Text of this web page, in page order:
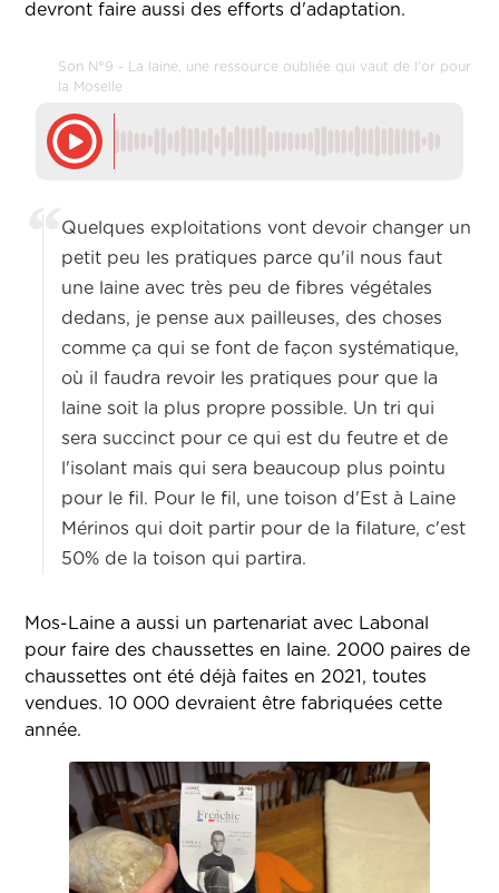
devront faire aussi des efforts d'adaptation.
Son N°9 - La laine, une ressource oubliée qui vaut de l'or pour
la Moselle
Quelques exploitations vont devoir changer un
petit peu les pratiques parce qu'il nous faut
une laine avec très peu de fibres végétales
dedans, je pense aux pailleuses, des choses
comme ça qui se font de façon systématique,
où il faudra revoir les pratiques pour que la
laine soit la plus propre possible. Un tri qui
sera succinct pour ce qui est du feutre et de
l'isolant mais qui sera beaucoup plus pointu
pour le fil. Pour le fil, une toison d'Est à Laine
Mérinos qui doit partir pour de la filature, c'est
50% de la toison qui partira.
Mos-Laine a aussi un partenariat avec Labonal
pour faire des chaussettes en laine. 2000 paires de
chaussettes ont été déjà faites en 2021, toutes
vendues. 10 000 devraient être fabriquées cette
année.